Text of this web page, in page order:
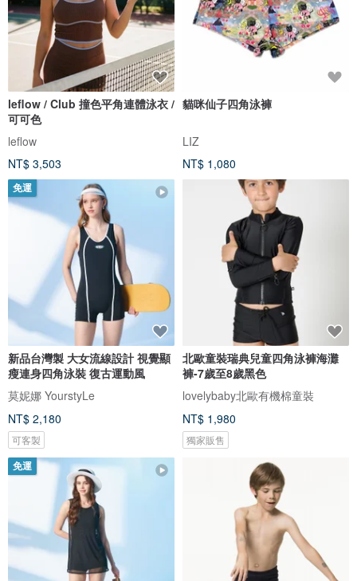
leflow / Club 撞色平角連體泳衣 /
可可色
leflow
NT$ 3,503
貓咪仙子四角泳褲
LIZ
NT$ 1,080
免運
新品台灣製 大女流線設計 視覺顯
瘦連身四角泳裝 復古運動風
莫妮娜 YourstyLe
NT$ 2,180
可客製
北歐童裝瑞典兒童四角泳褲海灘
褲-7歲至8歲黑色
lovelybaby北歐有機棉童裝
NT$ 1,980
獨家販售
免運